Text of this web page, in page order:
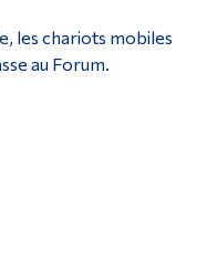
les chariots mobiles
au Forum.
êtes